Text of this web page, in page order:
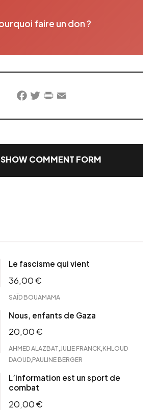
faire un don ?
Facebook
TwitterPrintFriendly
Email
SHOW COMMENT FORM
Le fascisme qui vient
36,00€
SAÏD BOUAMAMA
Nous, enfants de Gaza
20,00€
AHMED ALAZBAT,JULIE FRANCK,KHLOUD
DAOUD,PAULINE BERGER
L’information est un sport de
combat
20,00€